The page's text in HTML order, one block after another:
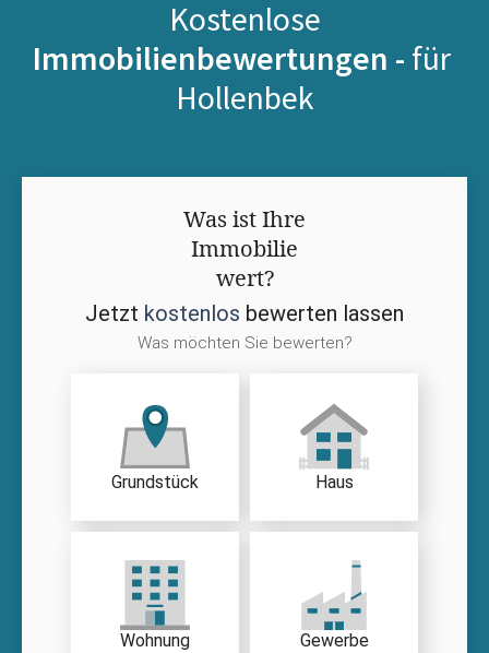
Kostenlose
Immobilienbewertungen - für
Hollenbek
Was ist Ihre
Immobilie
wert?
Jetzt kostenlos bewerten lassen
Was möchten Sie bewerten?
Grundstück Haus
Wohnung Gewerbe